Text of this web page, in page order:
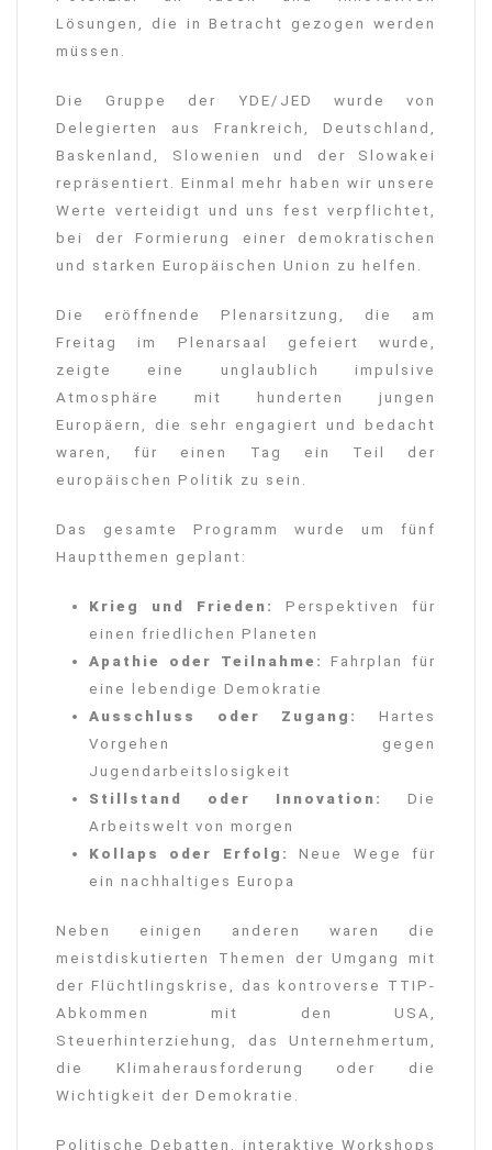
Lösungen, die in Betracht gezogen werden
müssen.
Die Gruppe der YDE/JED wurde von
Delegierten aus Frankreich, Deutschland,
Baskenland, Slowenien und der Slowakei
repräsentiert. Einmal mehr haben wir unsere
Werte verteidigt und uns fest verpflichtet,
bei der Formierung einer demokratischen
und starken Europäischen Union zu helfen.
Die eröffnende Plenarsitzung, die am
Freitag im Plenarsaal gefeiert wurde,
zeigte eine unglaublich impulsive
Atmosphäre mit hunderten jungen
Europäern, die sehr engagiert und bedacht
waren, für einen Tag ein Teil der
europäischen Politik zu sein.
Das gesamte Programm wurde um fünf
Hauptthemen geplant:
Krieg und Frieden:
Perspektiven für
einen friedlichen Planeten
Apathie oder Teilnahme:
Fahrplan für
eine lebendige Demokratie
Ausschluss oder Zugang:
Hartes
Vorgehen gegen
Jugendarbeitslosigkeit
Stillstand oder Innovation:
Die
Arbeitswelt von morgen
Kollaps oder Erfolg:
Neue Wege für
ein nachhaltiges Europa
Neben einigen anderen waren die
meistdiskutierten Themen der Umgang mit
der Flüchtlingskrise, das kontroverse TTIP-
Abkommen mit den USA,
Steuerhinterziehung, das Unternehmertum,
die Klimaherausforderung oder die
Wichtigkeit der Demokratie.
Politische Debatten, interaktive Workshops